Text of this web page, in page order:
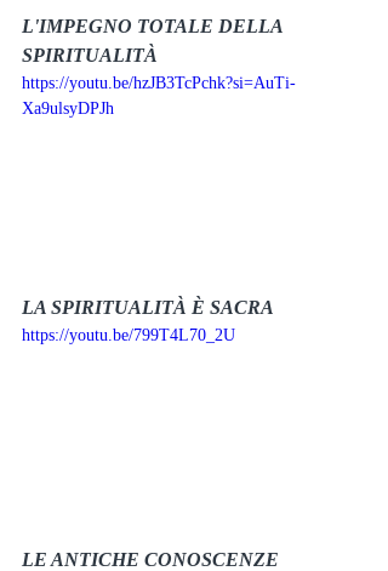
L'IMPEGNO TOTALE DELLA
SPIRITUALITÀ
https://youtu.be/hzJB3TcPchk?si=AuTi-
Xa9ulsyDPJh
LA SPIRITUALITÀ È SACRA
https://youtu.be/799T4L70_2U
LE ANTICHE CONOSCENZE